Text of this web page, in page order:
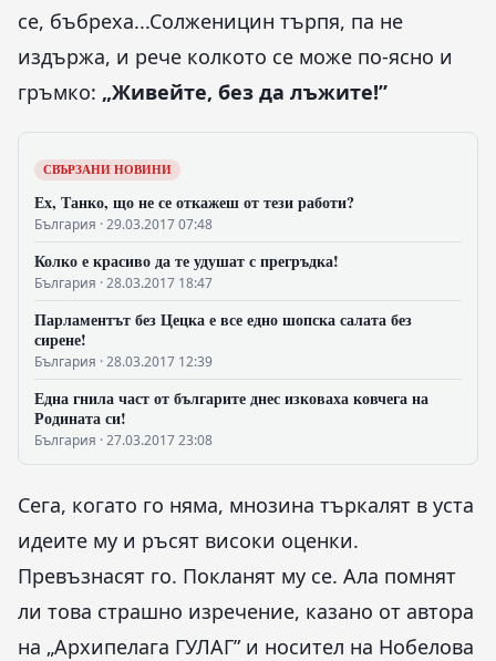
се, бъбреха...Солженицин търпя, па не
издържа, и рече колкото се може по-ясно и
гръмко: „Живейте, без да лъжите!”
СВЪРЗАНИ НОВИНИ
Ех, Танко, що не се откажеш от тези работи?
България · 29.03.2017 07:48
Колко е красиво да те удушат с прегръдка!
България · 28.03.2017 18:47
Парламентът без Цецка е все едно шопска салата без
сирене!
България · 28.03.2017 12:39
Една гнила част от българите днес изковаха ковчега на
Родината си!
България · 27.03.2017 23:08
Сега, когато го няма, мнозина търкалят в уста
идеите му и ръсят високи оценки.
Превъзнасят го. Покланят му се. Ала помнят
ли това страшно изречение, казано от автора
на „Архипелага ГУЛАГ” и носител на Нобелова